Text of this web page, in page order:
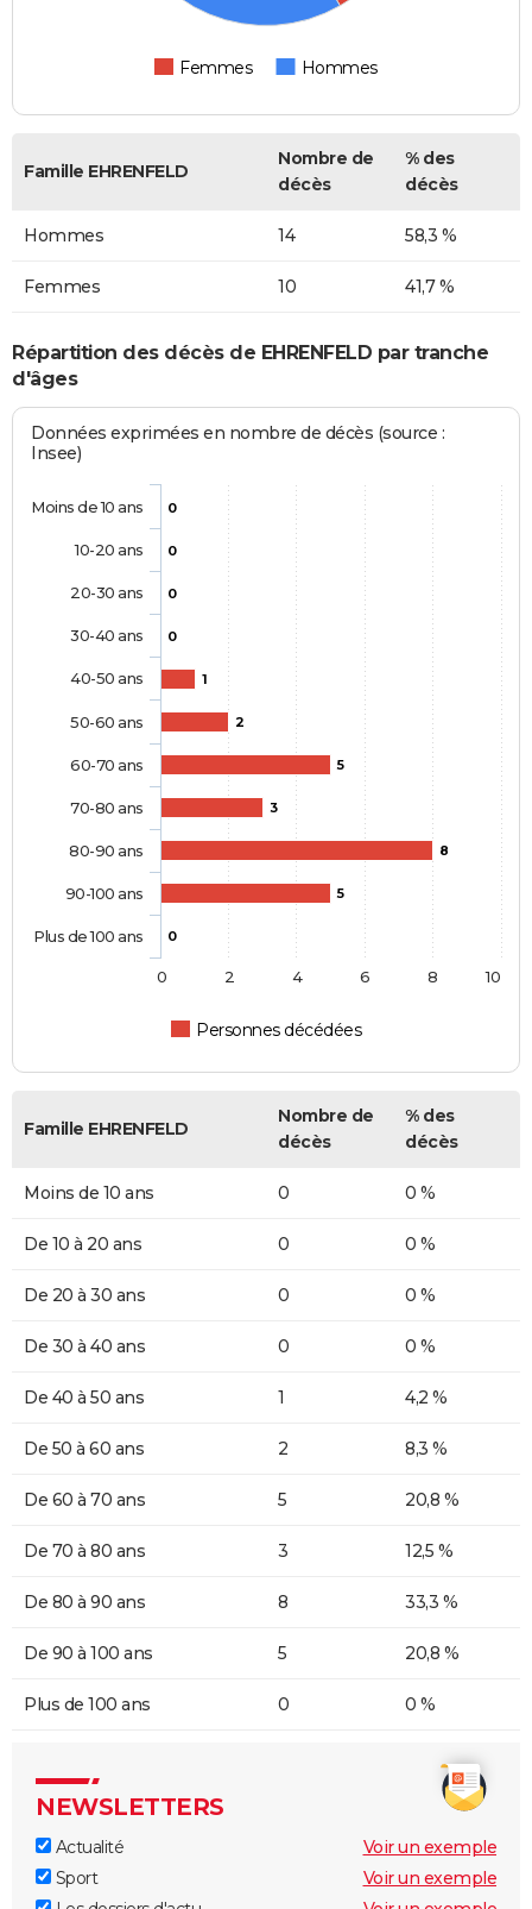
Femmes Hommes
Famille EHRENFELD
Nombre de
décès
% des
décès
Hommes 14 58,3 %
Femmes 10 41,7 %
Répartition des décès de EHRENFELD par tranche
d'âges
Données exprimées en nombre de décès (source :
Insee)
0
0
0
0
1
2
5
3
8
5
0
Personnes décédées
Moins de 10 ans
10-20 ans
20-30 ans
30-40 ans
40-50 ans
50-60 ans
60-70 ans
70-80 ans
80-90 ans
90-100 ans
Plus de 100 ans
0 2 4 6 8 10
Famille EHRENFELD
Nombre de
décès
% des
décès
Moins de 10 ans 0 0 %
De 10 à 20 ans 0 0 %
De 20 à 30 ans 0 0 %
De 30 à 40 ans 0 0 %
De 40 à 50 ans 1 4,2 %
De 50 à 60 ans 2 8,3 %
De 60 à 70 ans 5 20,8 %
De 70 à 80 ans 3 12,5 %
De 80 à 90 ans 8 33,3 %
De 90 à 100 ans 5 20,8 %
Plus de 100 ans 0 0 %
NEWSLETTERS
Actualité
Voir un exemple
Sport
Voir un exemple